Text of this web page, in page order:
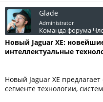
Glade
Administrator
Команда форума
Новый Jaguar XE:
интеллектуальные
Новый Jaguar XE
сегменте технологии,